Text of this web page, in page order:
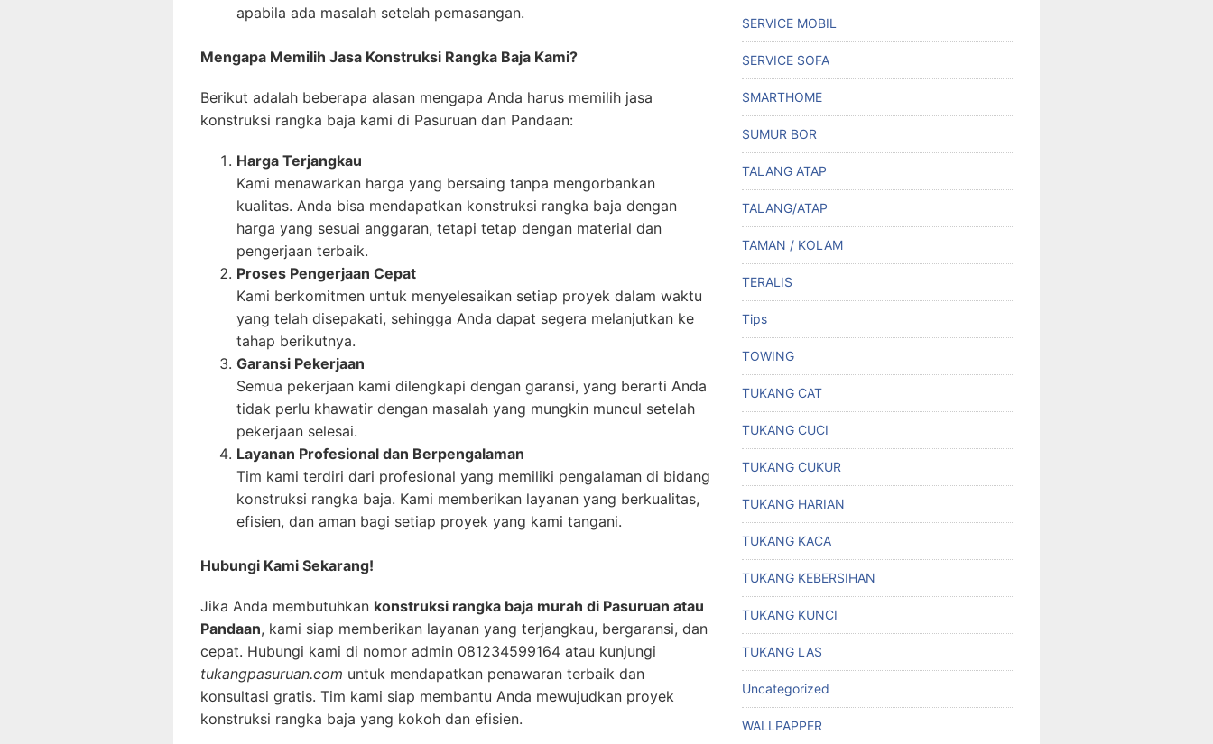
apabila ada masalah setelah pemasangan.
Mengapa Memilih Jasa Konstruksi Rangka Baja Kami?
Berikut adalah beberapa alasan mengapa Anda harus memilih jasa
konstruksi rangka baja kami di Pasuruan dan Pandaan:
Harga Terjangkau
Kami menawarkan harga yang bersaing tanpa mengorbankan
kualitas. Anda bisa mendapatkan konstruksi rangka baja dengan
harga yang sesuai anggaran, tetapi tetap dengan material dan
pengerjaan terbaik.
Proses Pengerjaan Cepat
Kami berkomitmen untuk menyelesaikan setiap proyek dalam waktu
yang telah disepakati, sehingga Anda dapat segera melanjutkan ke
tahap berikutnya.
Garansi Pekerjaan
Semua pekerjaan kami dilengkapi dengan garansi, yang berarti Anda
tidak perlu khawatir dengan masalah yang mungkin muncul setelah
pekerjaan selesai.
Layanan Profesional dan Berpengalaman
Tim kami terdiri dari profesional yang memiliki pengalaman di bidang
konstruksi rangka baja. Kami memberikan layanan yang berkualitas,
efisien, dan aman bagi setiap proyek yang kami tangani.
Hubungi Kami Sekarang!
Jika Anda membutuhkan konstruksi rangka baja murah di Pasuruan atau
Pandaan, kami siap memberikan layanan yang terjangkau, bergaransi, dan
cepat. Hubungi kami di nomor admin 081234599164 atau kunjungi
tukangpasuruan.com untuk mendapatkan penawaran terbaik dan
konsultasi gratis. Tim kami siap membantu Anda mewujudkan proyek
konstruksi rangka baja yang kokoh dan efisien.
SERVICE MOBIL
SERVICE SOFA
SMARTHOME
SUMUR BOR
TALANG ATAP
TALANG/ATAP
TAMAN / KOLAM
TERALIS
Tips
TOWING
TUKANG CAT
TUKANG CUCI
TUKANG CUKUR
TUKANG HARIAN
TUKANG KACA
TUKANG KEBERSIHAN
TUKANG KUNCI
TUKANG LAS
Uncategorized
WALLPAPPER